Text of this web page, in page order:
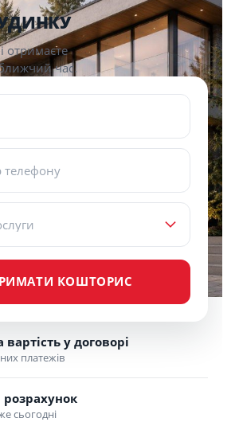
отримаєте
час.
КОШТОРИС
вартість у договорі
платежів
сьогодні